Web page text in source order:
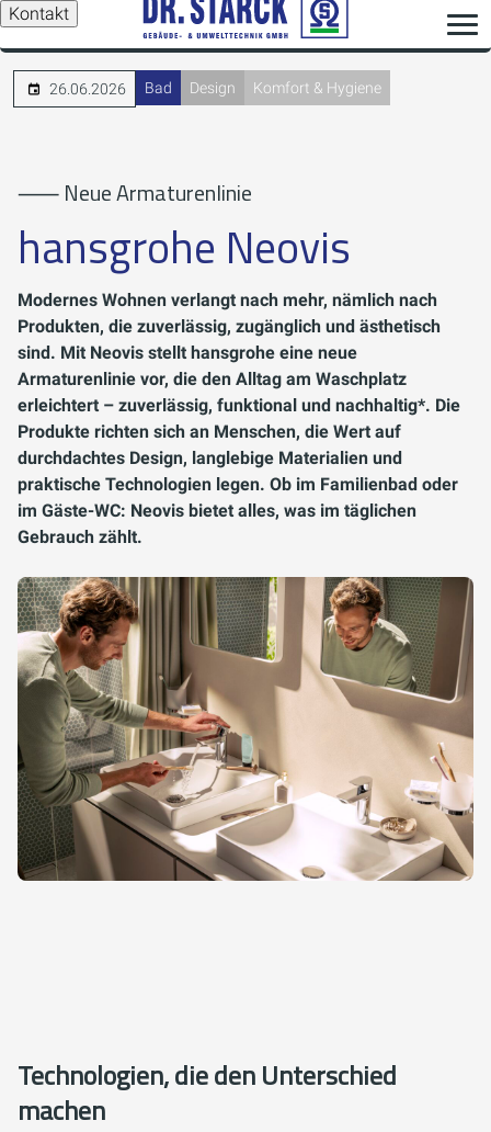
Kontakt
26.06.2026 Bad Design Komfort & Hygiene
⸺ Neue Armaturenlinie
hansgrohe Neovis
Modernes Wohnen verlangt nach mehr, nämlich nach
Produkten, die zuverlässig, zugänglich und ästhetisch
sind. Mit Neovis stellt hansgrohe eine neue
Armaturenlinie vor, die den Alltag am Waschplatz
erleichtert – zuverlässig, funktional und nachhaltig*. Die
Produkte richten sich an Menschen, die Wert auf
durchdachtes Design, langlebige Materialien und
praktische Technologien legen. Ob im Familienbad oder
im Gäste-WC: Neovis bietet alles, was im täglichen
Gebrauch zählt.
Technologien, die den Unterschied
machen